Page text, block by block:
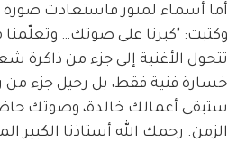
أما أسماء لمنور فاستعادت صورة
وكتبت: "كبرنا على صوتك…
تتحول الأغنية إلى جزء من
خسارة فنية فقط، بل رحيل جزء من
ستبقى أعمالك خالدة، وصوتك
الزمن. رحمك الله أستاذنا الكبير